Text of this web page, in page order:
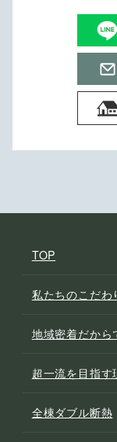
TOP
私たちのこだわ
地域密着だから
超一流を目指す
全棟ダブル断熱